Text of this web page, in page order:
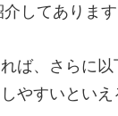
してあります
ば、さらに
やすいといえ